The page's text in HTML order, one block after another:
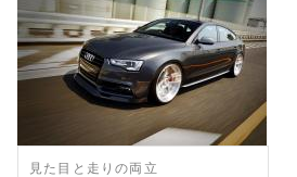
見た目と走りの両立